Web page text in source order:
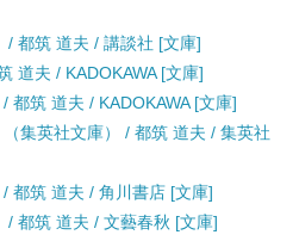
/ 都筑 道夫 / 講談社 [文庫]
道夫 / KADOKAWA [文庫]
都筑 道夫 / KADOKAWA [文庫]
集英社文庫） / 都筑 道夫 / 集英社
都筑 道夫 / 角川書店 [文庫]
/ 都筑 道夫 / 文藝春秋 [文庫]